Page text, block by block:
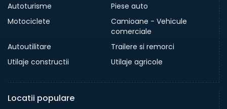
Autoturisme
Piese auto
Motociclete
Camioane - Vehicule
comerciale
Autoutilitare
Trailere si remorci
Utilaje constructii
Utilaje agricole
Locatii populare